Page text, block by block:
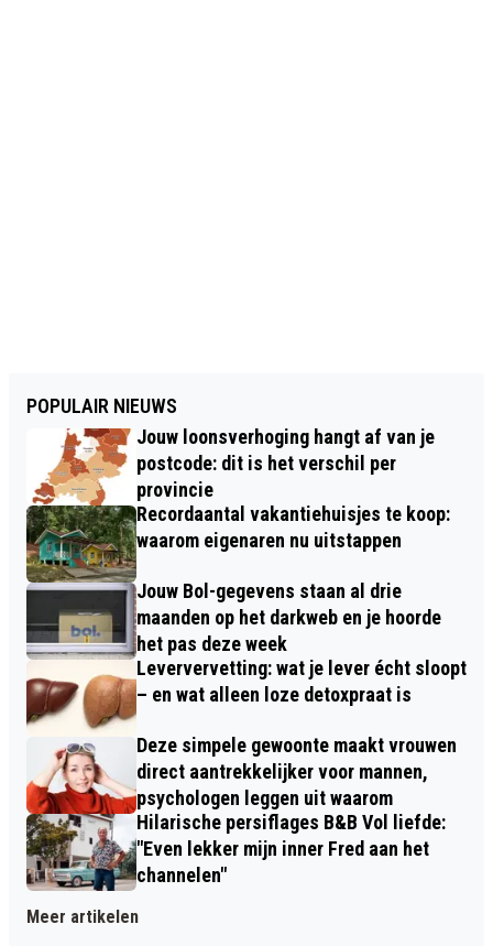
POPULAIR NIEUWS
Jouw loonsverhoging hangt af van je
postcode: dit is het verschil per
provincie
Recordaantal vakantiehuisjes te koop:
waarom eigenaren nu uitstappen
Jouw Bol-gegevens staan al drie
maanden op het darkweb en je hoorde
het pas deze week
Leververvetting: wat je lever écht sloopt
– en wat alleen loze detoxpraat is
Deze simpele gewoonte maakt vrouwen
direct aantrekkelijker voor mannen,
psychologen leggen uit waarom
Hilarische persiflages B&B Vol liefde:
"Even lekker mijn inner Fred aan het
channelen"
Meer artikelen